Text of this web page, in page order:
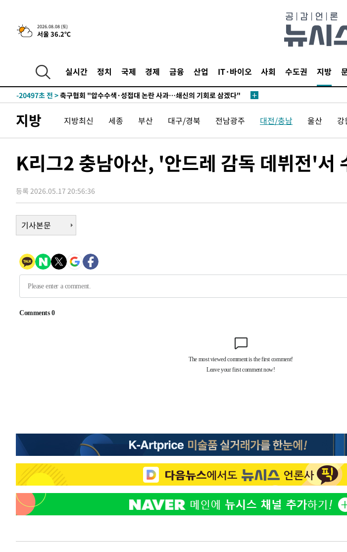
2026.08.08 (토)
서울 36.2℃
실시간 정치 국제 경제 금융 산업 IT·바이오 사회 수도권 지방
-761초 전 >[속보]뉴욕증시 상승 마감…S&P 0.6% 나스닥 1.3%↑
-30342초 전 >선재도서 해루질 나섰다 실종 60대, 닷새 만에 숨진 채 발견
-27252초 전 >
여수 오동도 해상서 모터보트 전복…1명 사망·1명 실종
-23479초 전 >
주 날씨]
-20497초 전 >축구협회 "압수수색·성접대 논란 사과…쇄신의 기회로 삼겠다"
송"
-7635초 전 >
'최고 37도' 폭염 지속…강원동해안 최대 150㎜ 비
-761초 전 >[속보]뉴욕증시 상승 마감…S&P 0.6% 나스닥 1.3%↑
-27876초 전 >남자 농구, 나고야 아시안게임서 '홈팀' 일본과 한일전
-23479초 전 >극한폭염 한풀 꺾이지만…'낮 최고 35도' 무더위, 열대야 계속[다음
주 날씨]
-20497초 전 >축구협회 "압수수색·성접대 논란 사과…쇄신의 기회로 삼겠다"
-19014초 전 >
-7635초 전 >'최고 37도' 폭염 지속…강원동해안 최대 150㎜ 비
지방 지방최신 세종 부산 대구/경북 전남광주 대전/충남 울산 강
K리그2 충남아산, '안드레 감독 데뷔전'서
등록 2026.05.17 20:56:36
기사본문